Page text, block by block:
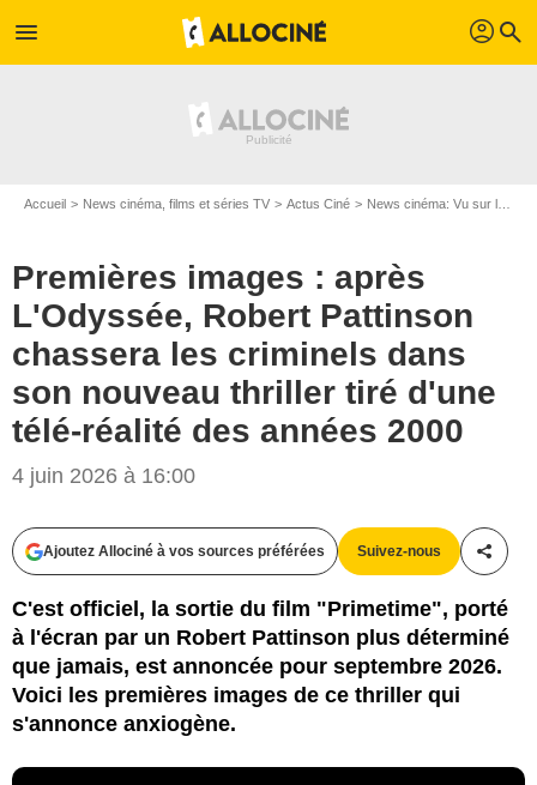
menu profil search
Accueil News cinéma, films et séries TV Actus Ciné News cinéma: Vu sur le web
Premières images : après
L'Odyssée, Robert Pattinson
chassera les criminels dans
son nouveau thriller tiré d'une
télé-réalité des années 2000
4 juin 2026 à 16:00
Ajoutez Allociné à vos sources préférées Suivez-nous
C'est officiel, la sortie du film "Primetime", porté
à l'écran par un Robert Pattinson plus déterminé
que jamais, est annoncée pour septembre 2026.
Voici les premières images de ce thriller qui
s'annonce anxiogène.